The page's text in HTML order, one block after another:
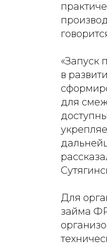
«Запуск
в
для
Для
займа